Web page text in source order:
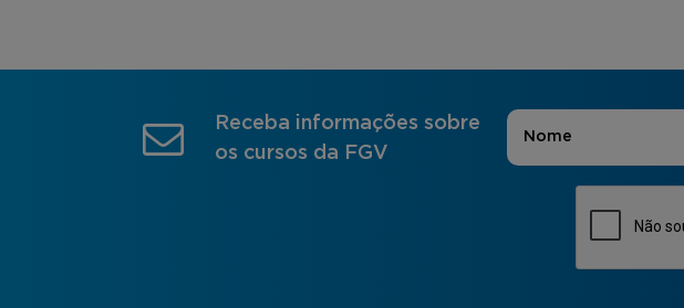
Receba informações sobre
os cursos da FGV
Nome